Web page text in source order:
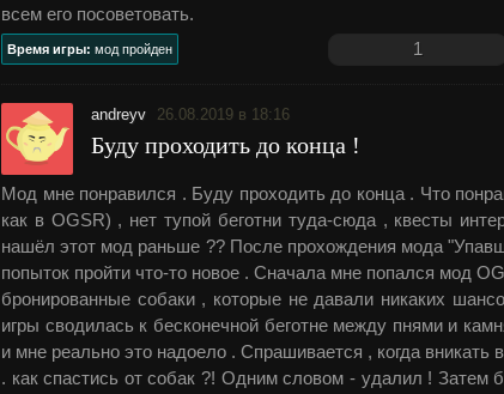
всем его посоветовать.
Время игры: мод пройден 1
andreyv 26.08.2019 в 18:16
Буду проходить до конца !
Мод мне понравился . Буду проходить до конца . Что
как в OGSR) , нет тупой беготни туда-сюда , квесты
нашёл этот мод раньше ?? После прохождения мода
попыток пройти что-то новое . Сначала мне попался мод
бронированные собаки , которые не давали никаких
игры сводилась к бесконечной беготне между пнями и
и мне реально это надоело . Спрашивается , когда вникать
. как спастись от собак ?! Одним словом - удалил ! Затем